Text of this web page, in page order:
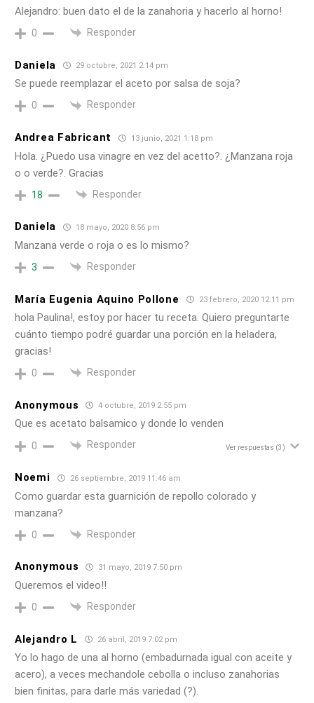
Alejandro: buen dato el de la zanahoria y hacerlo al horno!
0 Responder
Daniela 29 octubre, 2021 2:14 pm
Se puede reemplazar el aceto por salsa de soja?
0 Responder
Andrea Fabricant 13 junio, 2021 1:18 pm
Hola. ¿Puedo usa vinagre en vez del acetto?. ¿Manzana roja
o o verde?. Gracias
18 Responder
Daniela 18 mayo, 2020 8:56 pm
Manzana verde o roja o es lo mismo?
3 Responder
María Eugenia Aquino Pollone 23 febrero, 2020 12:11 pm
hola Paulina!, estoy por hacer tu receta. Quiero preguntarte
cuánto tiempo podré guardar una porción en la heladera,
gracias!
0 Responder
Anonymous 4 octubre, 2019 2:55 pm
Que es acetato balsamico y donde lo venden
0 Responder Ver respuestas (3)
Noemi 26 septiembre, 2019 11:46 am
Como guardar esta guarnición de repollo colorado y
manzana?
0 Responder
Anonymous 31 mayo, 2019 7:50 pm
Queremos el video!!
0 Responder
Alejandro L 26 abril, 2019 7:02 pm
Yo lo hago de una al horno (embadurnada igual con aceite y
acero), a veces mechandole cebolla o incluso zanahorias
bien finitas, para darle más variedad (?).